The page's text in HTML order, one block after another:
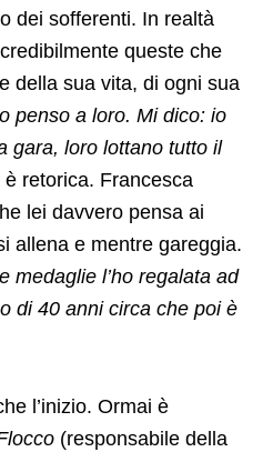
dei sofferenti. In realtà
queste che
della sua vita, di ogni sua
penso a loro. Mi dico: io
gara, loro lottano tutto il
è retorica. Francesca
lei davvero pensa ai
allena e mentre gareggia.
medaglie l’ho regalata ad
di 40 anni circa che poi è
l’inizio. Ormai è
(responsabile della